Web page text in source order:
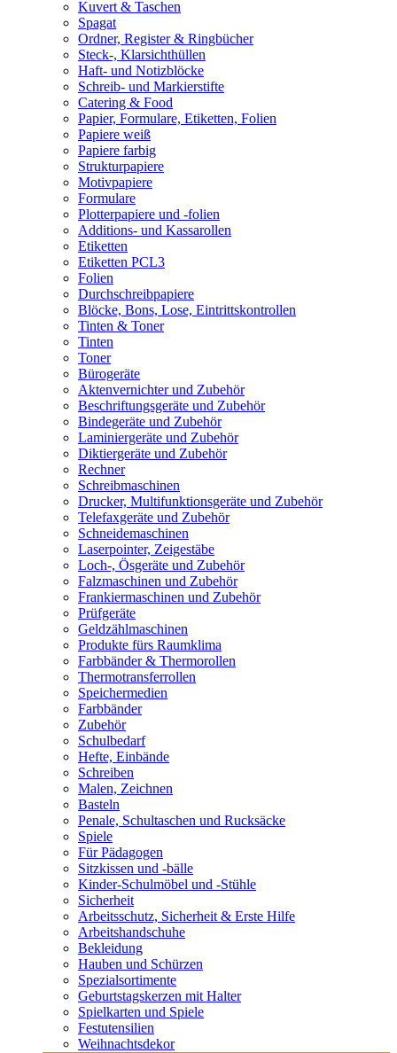
Kuvert & Taschen
Spagat
Ordner, Register & Ringbücher
Steck-, Klarsichthüllen
Haft- und Notizblöcke
Schreib- und Markierstifte
Catering & Food
Papier, Formulare, Etiketten, Folien
Papiere weiß
Papiere farbig
Strukturpapiere
Motivpapiere
Formulare
Plotterpapiere und -folien
Additions- und Kassarollen
Etiketten
Etiketten PCL3
Folien
Durchschreibpapiere
Blöcke, Bons, Lose, Eintrittskontrollen
Tinten & Toner
Tinten
Toner
Bürogeräte
Aktenvernichter und Zubehör
Beschriftungsgeräte und Zubehör
Bindegeräte und Zubehör
Laminiergeräte und Zubehör
Diktiergeräte und Zubehör
Rechner
Schreibmaschinen
Drucker, Multifunktionsgeräte und Zubehör
Telefaxgeräte und Zubehör
Schneidemaschinen
Laserpointer, Zeigestäbe
Loch-, Ösgeräte und Zubehör
Falzmaschinen und Zubehör
Frankiermaschinen und Zubehör
Prüfgeräte
Geldzählmaschinen
Produkte fürs Raumklima
Farbbänder & Thermorollen
Thermotransferrollen
Speichermedien
Farbbänder
Zubehör
Schulbedarf
Hefte, Einbände
Schreiben
Malen, Zeichnen
Basteln
Penale, Schultaschen und Rucksäcke
Spiele
Für Pädagogen
Sitzkissen und -bälle
Kinder-Schulmöbel und -Stühle
Sicherheit
Arbeitsschutz, Sicherheit & Erste Hilfe
Arbeitshandschuhe
Bekleidung
Hauben und Schürzen
Spezialsortimente
Geburtstagskerzen mit Halter
Spielkarten und Spiele
Festutensilien
Weihnachtsdekor